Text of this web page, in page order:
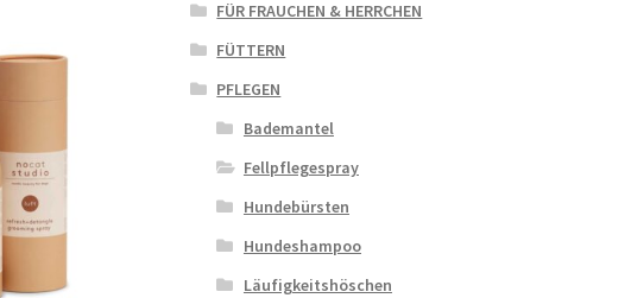
FÜR FRAUCHEN & HERRCHEN
FÜTTERN
PFLEGEN
Bademantel
Fellpflegespray
Hundebürsten
Hundeshampoo
Läufigkeitshöschen